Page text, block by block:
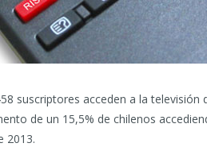
suscriptores acceden a la televisión
de un 15,5% de chilenos
2013.